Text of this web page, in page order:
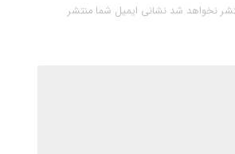
نخواهد شد نشانی ایمیل شما منتشر